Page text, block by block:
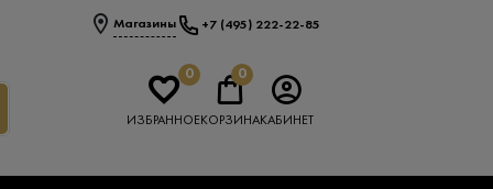
Магазины +7 (495) 222-22-85
0
ИЗБРАННОЕ
0
КОРЗИНАКАБИНЕТ